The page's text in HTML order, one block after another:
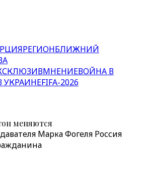
РЕГИОНБЛИЖНИЙ
МНЕНИЕВОЙНА В
УКРАИНЕFIFA-2026
меняются
Марка Фогеля Россия